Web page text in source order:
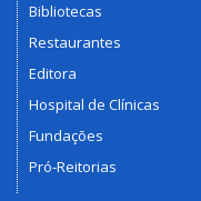
Bibliotecas
Restaurantes
Editora
Hospital de Clínicas
Fundações
Pró-Reitorias